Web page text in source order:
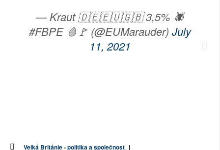
— Kraut 🇩🇪🇪🇺🇬🇧 3,5% 🕷
#FBPE 🩸🚩 (@EUMarauder) July
11, 2021
Velká Británie - politika a společnost |